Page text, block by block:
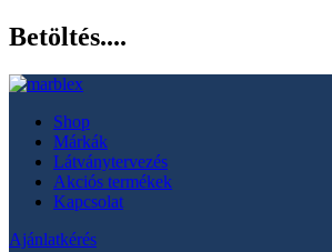
Betöltés....
Shop
Márkák
Látványtervezés
Akciós termékek
Kapcsolat
Ajánlatkérés